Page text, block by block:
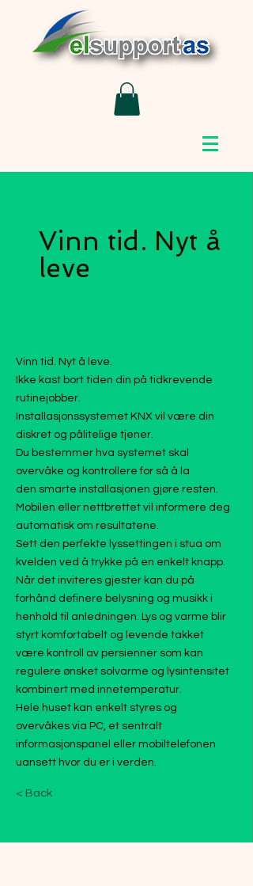
Vinn tid. Nyt å
leve
Vinn tid. Nyt å leve.
Ikke kast bort tiden din på tidkrevende
rutinejobber.
Installasjonssystemet KNX vil være din
diskret og pålitelige tjener.
Du bestemmer hva systemet skal
overvåke og kontrollere for så å la
den smarte installasjonen gjøre resten.
Mobilen eller nettbrettet vil informere deg
automatisk om resultatene.
Sett den perfekte lyssettingen i stua om
kvelden ved å trykke på en enkelt knapp.
Når det inviteres gjester kan du på
forhånd definere belysning og musikk i
henhold til anledningen. Lys og varme blir
styrt komfortabelt og levende takket
være kontroll av persienner som kan
regulere ønsket solvarme og lysintensitet
kombinert med innetemperatur.
Hele huset kan enkelt styres og
overvåkes via PC, et sentralt
informasjonspanel eller mobiltelefonen
uansett hvor du er i verden.
< Back